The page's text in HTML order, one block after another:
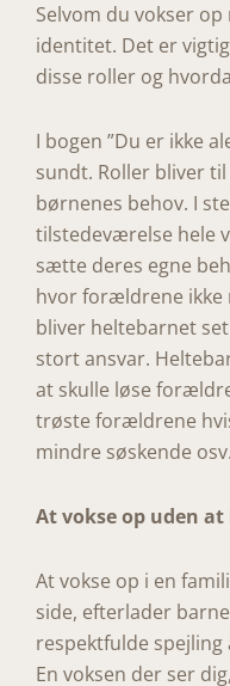
Selvom du vokser
identitet. Det er
disse roller og
I bogen ”Du er ikke
sundt. Roller bliver
børnenes behov. I
tilstedeværelse hele
sætte deres egne
hvor forældrene ikke
bliver heltebarnet
stort ansvar.
at skulle løse
trøste forældrene
mindre søskende osv.
At vokse op uden at
At vokse op i en
side, efterlader
respektfulde
En voksen der ser